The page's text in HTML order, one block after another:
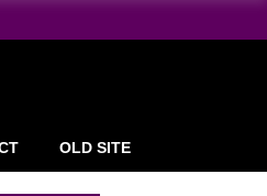
OLD SITE